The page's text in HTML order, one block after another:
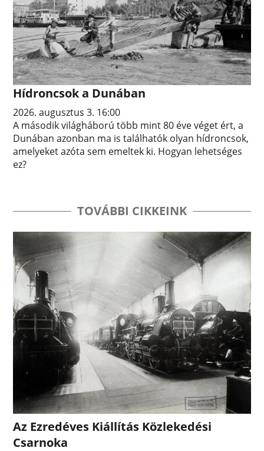
Hídroncsok a Dunában
2026. augusztus 3. 16:00
A második világháború több mint 80 éve véget ért, a
Dunában azonban ma is találhatók olyan hídroncsok,
amelyeket azóta sem emeltek ki. Hogyan lehetséges
ez?
TOVÁBBI CIKKEINK
Az Ezredéves Kiállítás Közlekedési
Csarnoka